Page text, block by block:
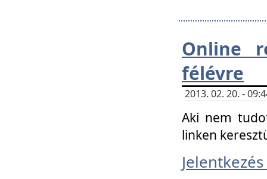
Online
félévre
2013. 02. 20. -
Aki nem
linken
Jelentkezés